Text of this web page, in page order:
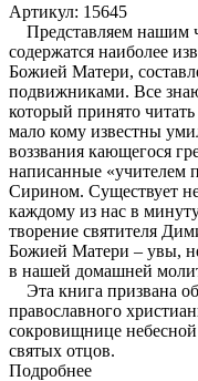
Артикул: 15645
Представляем нашим
содержатся наиболее
Божией Матери,
подвижниками. Все
который принято
мало кому известны
воззвания кающегося
написанные «учителем
Сирином. Существует
каждому из нас в
творение святителя
Божией Матери – увы,
в нашей домашней
Эта книга призвана
православного
сокровищнице
святых отцов.
Подробнее